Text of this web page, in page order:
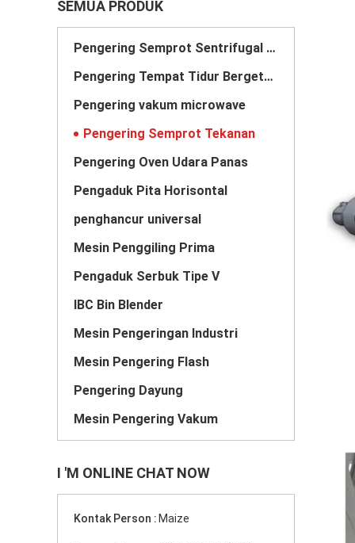
SEMUA PRODUK
Pengering Semprot Sentrifugal Berkecepatan Tinggi
Pengering Tempat Tidur Bergetar Bergetar
Pengering vakum microwave
Pengering Semprot Tekanan
Pengering Oven Udara Panas
Pengaduk Pita Horisontal
penghancur universal
Mesin Penggiling Prima
Pengaduk Serbuk Tipe V
IBC Bin Blender
Mesin Pengeringan Industri
Mesin Pengering Flash
Pengering Dayung
Mesin Pengering Vakum
I 'M ONLINE CHAT NOW
Kontak Person : Maize